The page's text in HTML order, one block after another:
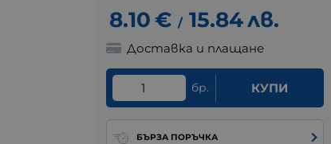
8.10€ / 15.84лв.
Доставка и плащане
бр. КУПИ
БЪРЗА ПОРЪЧКА